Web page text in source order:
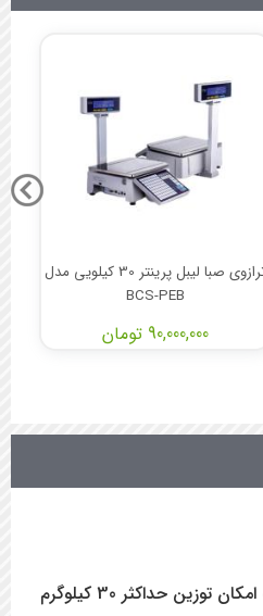
ترازوی صبا لیبل پرینتر 30 کیلویی مدل
BCS-PEB
90,000,000 تومان
ترازویی بدون علمک ساخت کشور ژاپن که به جهت تلفیق رنگ مشکی بدنه و رنگ سیلور سینی، از ظاهری ساده و شیک برخوردار است. این ترازوی دیجیتال مدرن بواسطه امکان توزین حداکثر 30 کیلوگرم